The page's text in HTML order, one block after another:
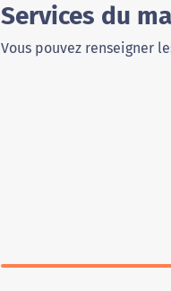
Services du
Vous pouvez renseigner